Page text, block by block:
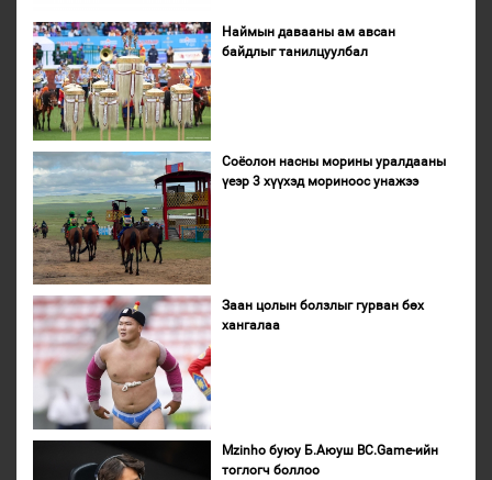
Наймын давааны ам авсан
байдлыг танилцуулбал
Соёолон насны морины уралдааны
үеэр 3 хүүхэд мориноос унажээ
Заан цолын болзлыг гурван бөх
хангалаа
Mzinho буюу Б.Аюуш BC.Game-ийн
тоглогч боллоо